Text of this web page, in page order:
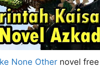
None Other novel